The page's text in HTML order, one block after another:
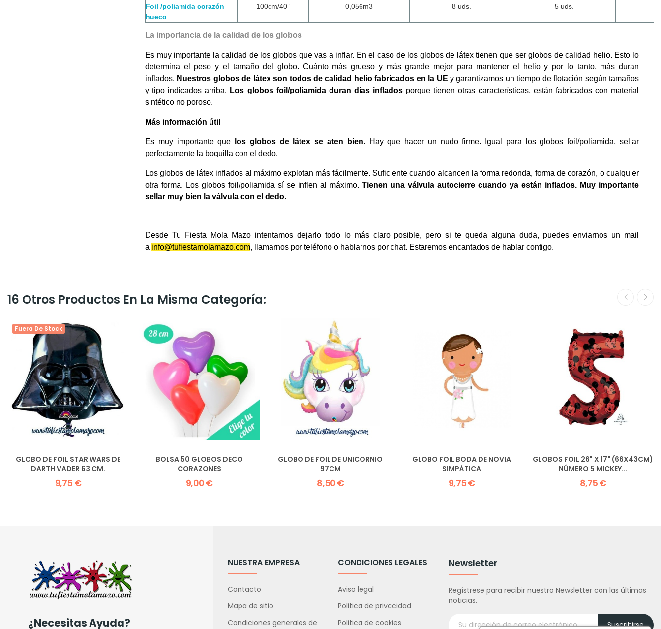
Foil /poliamida corazón
hueco
100cm/40” 0,056m3 8 uds. 5 uds.
La importancia de la calidad de los globos
Es muy importante la calidad de los globos que vas a inflar. En el caso de los globos de látex tienen que ser globos de calidad helio. Esto lo
determina el peso y el tamaño del globo. Cuánto más grueso y más grande mejor para mantener el helio y por lo tanto, más duran
inflados. Nuestros globos de látex son todos de calidad helio fabricados en la UE y garantizamos un tiempo de flotación según tamaños
y tipo indicados arriba. Los globos foil/poliamida duran días inflados porque tienen otras características, están fabricados con material
sintético no poroso.
Más información útil
Es muy importante que los globos de látex se aten bien. Hay que hacer un nudo firme. Igual para los globos foil/poliamida, sellar
perfectamente la boquilla con el dedo.
Los globos de látex inflados al máximo explotan más fácilmente. Suficiente cuando alcancen la forma redonda, forma de corazón, o cualquier
otra forma. Los globos foil/poliamida sí se inflen al máximo. Tienen una válvula autocierre cuando ya están inflados. Muy importante
sellar muy bien la válvula con el dedo.
Desde Tu Fiesta Mola Mazo intentamos dejarlo todo lo más claro posible, pero si te queda alguna duda, puedes enviarnos un mail
a info@tufiestamolamazo.com, llamarnos por teléfono o hablarnos por chat. Estaremos encantados de hablar contigo.
16 Otros Productos En La Misma Categoría:
Fuera De Stock
GLOBO DE FOIL STAR WARS DE
DARTH VADER 63 CM.
9,75 €
BOLSA 50 GLOBOS DECO
CORAZONES
9,00 €
GLOBO DE FOIL DE UNICORNIO
97CM
8,50 €
GLOBO FOIL BODA DE NOVIA
SIMPÁTICA
9,75 €
GLOBOS FOIL 26" X 17" (66X43CM)
NÚMERO 5 MICKEY...
8,75 €
¿Necesitas Ayuda?
NUESTRA EMPRESA
Contacto
Mapa de sitio
Condiciones generales de
CONDICIONES LEGALES
Aviso legal
Politica de privacidad
Politica de cookies
Newsletter
Regístrese para recibir nuestro Newsletter con las últimas
noticias.
Suscribirse